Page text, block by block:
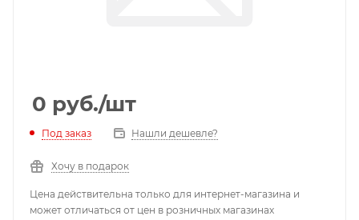
0 руб./шт
Под заказ Нашли дешевле?
Хочу в подарок
Цена действительна только для интернет-магазина и
может отличаться от цен в розничных магазинах